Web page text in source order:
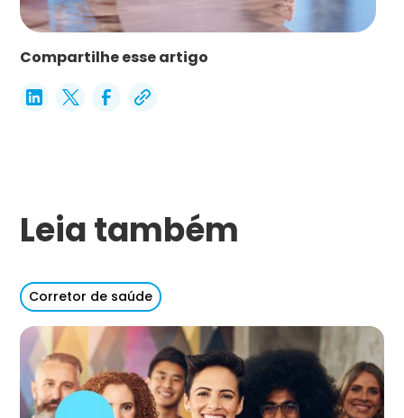
Compartilhe esse artigo
Leia também
Corretor de saúde